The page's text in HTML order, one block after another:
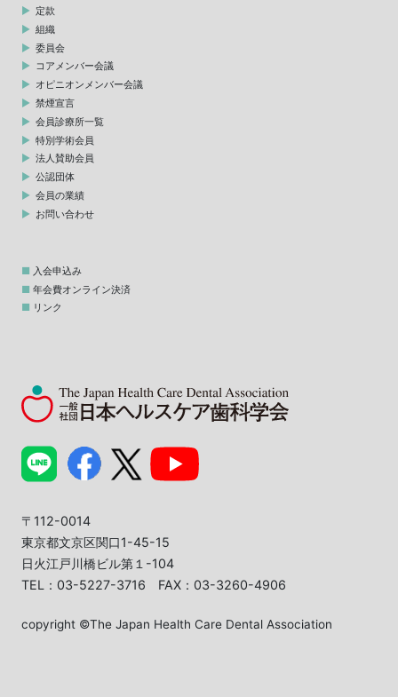
定款
組織
委員会
コアメンバー会議
オピニオンメンバー会議
禁煙宣言
会員診療所一覧
特別学術会員
法人賛助会員
公認団体
会員の業績
お問い合わせ
入会申込み
年会費オンライン決済
リンク
〒112-0014
東京都文京区関口1-45-15
日火江戸川橋ビル第１-104
TEL：03-5227-3716 FAX：03-3260-4906
copyright ©The Japan Health Care Dental Association